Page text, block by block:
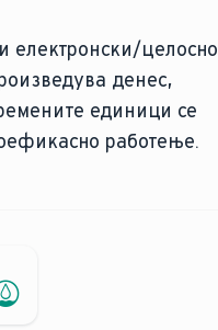
електронски/целосно
денес,
единици се
работење.